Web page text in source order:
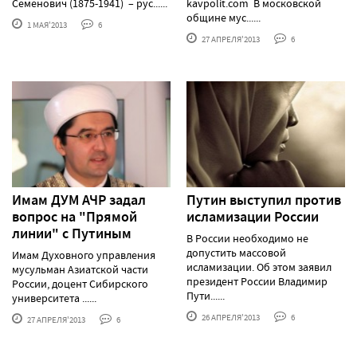
Семенович (1875-1941) – рус......
1 МАЯ'2013 6
kavpolit.com В московской
общине мус......
27 АПРЕЛЯ'2013 6
Имам ДУМ АЧР задал
вопрос на "Прямой
линии" с Путиным
Имам Духовного управления
мусульман Азиатской части
России, доцент Сибирского
университета ......
27 АПРЕЛЯ'2013 6
Путин выступил против
исламизации России
В России необходимо не
допустить массовой
исламизации. Об этом заявил
президент России Владимир
Пути......
26 АПРЕЛЯ'2013 6